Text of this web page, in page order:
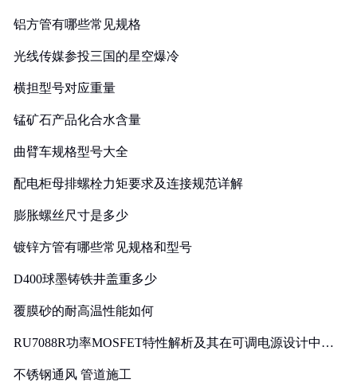
铝方管有哪些常见规格
光线传媒参投三国的星空爆冷
横担型号对应重量
锰矿石产品化合水含量
曲臂车规格型号大全
配电柜母排螺栓力矩要求及连接规范详解
膨胀螺丝尺寸是多少
镀锌方管有哪些常见规格和型号
D400球墨铸铁井盖重多少
覆膜砂的耐高温性能如何
RU7088R功率MOSFET特性解析及其在可调电源设计中的
不锈钢通风 管道施工